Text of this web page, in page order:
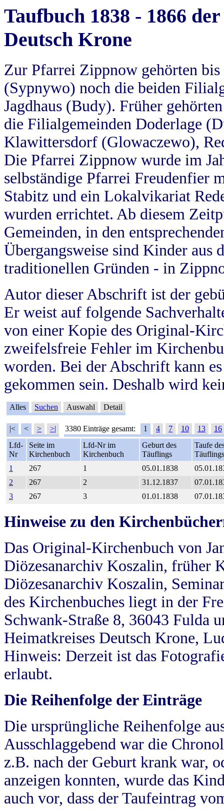
Taufbuch 1838 - 1866
Deutsch Krone
Zur Pfarrei Zippnow gehörten
(Sypnywo) noch die beiden
Jagdhaus (Budy). Früher
die Filialgemeinden Doderlage
Klawittersdorf (Glowaczewo),
Die Pfarrei Zippnow wurde im
selbständige Pfarrei Freudenfier
Stabitz und ein Lokalvikariat
wurden errichtet. Ab diesem
Gemeinden, in den
Übergangsweise sind Kinder aus
traditionellen Gründen - in
Autor dieser Abschrift ist der
Er weist auf folgende
von einer Kopie des Original-
zweifelsfreie Fehler im
worden. Bei der Abschrift kann
gekommen sein. Deshalb wird
Alles Suchen Auswahl Detail
|< < > >| 3380 Einträge gesamt: 1 4 7 10 13
16
Lfd-
Nr
Seite im
Kirchenbuch
Lfd-Nr im
Kirchenbuch
Geburt des
Täuflings
Taufe
Täuflings
1
267 1 05.01.1838
2
267 2 31.12.1837
3
267 3 01.01.1838
Hinweise zu den
Das Original-Kirchenbuch von
Diözesanarchiv Koszalin, früher
Diözesanarchiv Koszalin,
des Kirchenbuches liegt in der
Schwank-Straße 8, 36043 Fulda
Heimatkreises Deutsch Krone,
Hinweis: Derzeit ist das
erlaubt.
Die Reihenfolge der Einträge
Die ursprüngliche Reihenfolge
Ausschlaggebend war die
z.B. nach der Geburt krank war,
anzeigen konnten, wurde das
auch vor, dass der Taufeintrag